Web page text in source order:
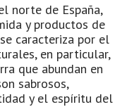
norte de España,
y productos de
caracteriza por el
en particular,
que abundan en
sabrosos,
y el espíritu del